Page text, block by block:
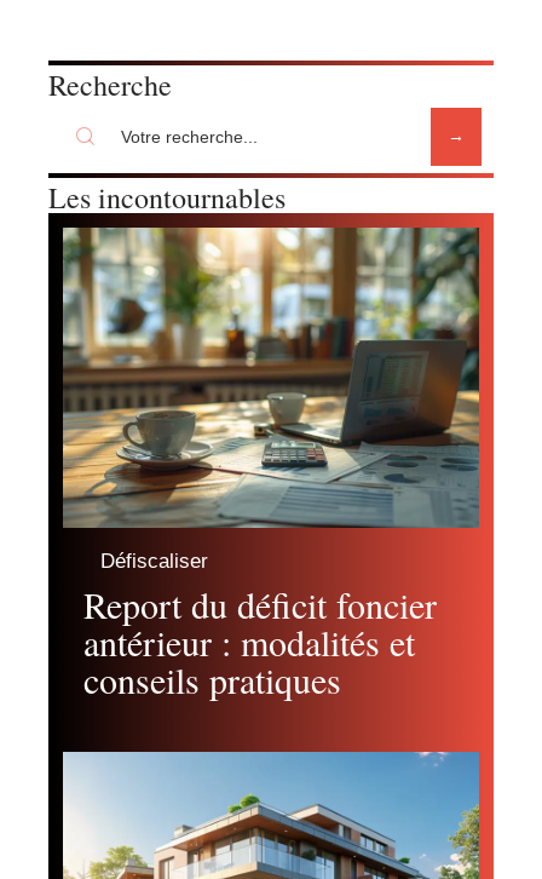
Recherche
Les incontournables
Défiscaliser
Report du déficit foncier
antérieur : modalités et
conseils pratiques